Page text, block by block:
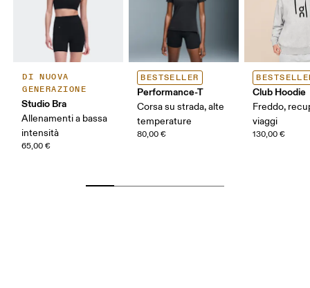
DI NUOVA
GENERAZIONE
Studio Bra
Allenamenti a bassa
intensità
65,00 €
BESTSELLER
Performance-T
Corsa su strada, alte
temperature
80,00 €
Club Hoodie
Freddo,
viaggi
130,00 €